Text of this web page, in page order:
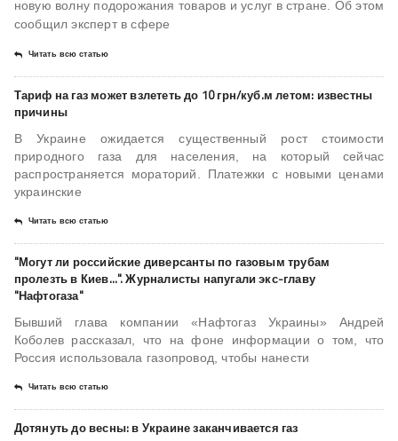
новую волну подорожания товаров и услуг в стране. Об этом
сообщил эксперт в сфере
Читать всю статью
Тариф на газ может взлететь до 10 грн/куб.м летом: известны
причины
В Украине ожидается существенный рост стоимости
природного газа для населения, на который сейчас
распространяется мораторий. Платежки с новыми ценами
украинские
Читать всю статью
"Могут ли российские диверсанты по газовым трубам
пролезть в Киев…". Журналисты напугали экс-главу
"Нафтогаза"
Бывший глава компании «Нафтогаз Украины» Андрей
Коболев рассказал, что на фоне информации о том, что
Россия использовала газопровод, чтобы нанести
Читать всю статью
Дотянуть до весны: в Украине заканчивается газ